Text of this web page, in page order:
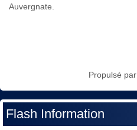
Auvergnate.
Propulsé par
Flash Information